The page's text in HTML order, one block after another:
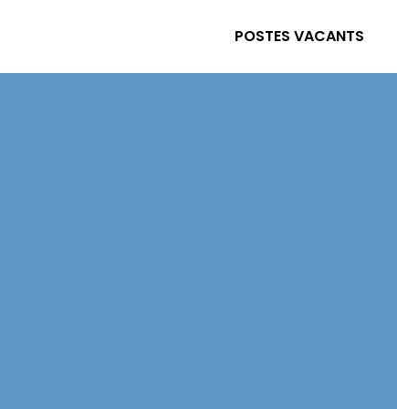
POSTES VACANTS